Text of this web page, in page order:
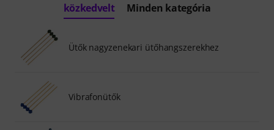
közkedvelt Minden kategória
Ütők nagyzenekari ütőhangszerekhez
Vibrafonütők